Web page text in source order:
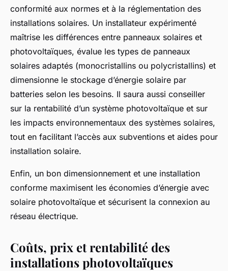
conformité aux normes et à la réglementation des
installations solaires. Un installateur expérimenté
maîtrise les différences entre panneaux solaires et
photovoltaïques, évalue les types de panneaux
solaires adaptés (monocristallins ou polycristallins) et
dimensionne le stockage d’énergie solaire par
batteries selon les besoins. Il saura aussi conseiller
sur la rentabilité d’un système photovoltaïque et sur
les impacts environnementaux des systèmes solaires,
tout en facilitant l’accès aux subventions et aides pour
installation solaire.
Enfin, un bon dimensionnement et une installation
conforme maximisent les économies d’énergie avec
solaire photovoltaïque et sécurisent la connexion au
réseau électrique.
Coûts, prix et rentabilité des
installations photovoltaïques